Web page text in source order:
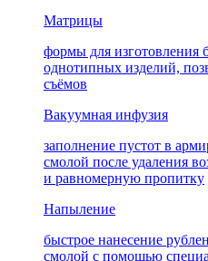
Матрицы
формы для изготовления
однотипных изделий,
съёмов
Вакуумная инфузия
заполнение пустот в
смолой после удаления
и равномерную пропитку
Напыление
быстрое нанесение
смолой с помощью